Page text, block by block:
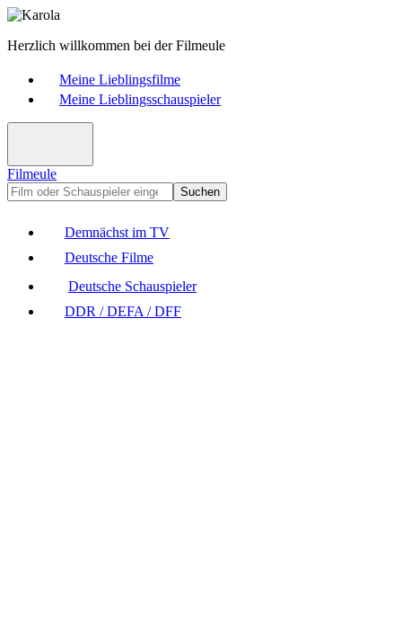
Herzlich willkommen bei der Filmeule
Meine Lieblingsfilme
Meine Lieblingsschauspieler
Filmeule
Suchen
Demnächst im TV
Deutsche Filme
Deutsche Schauspieler
DDR / DEFA / DFF